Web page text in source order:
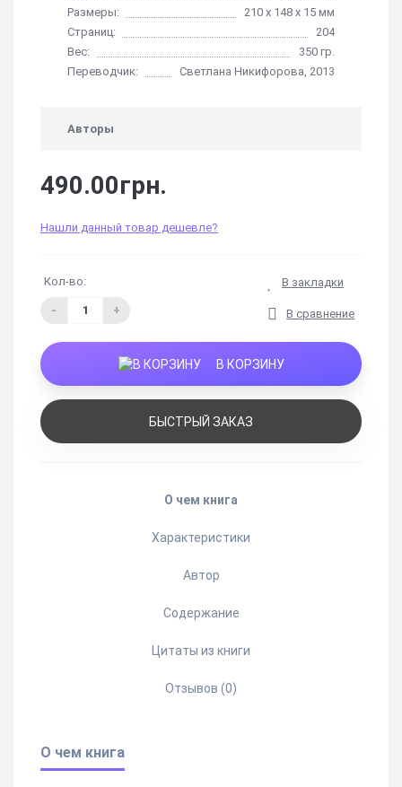
Размеры:
210 х 148 х 15 мм
Страниц:
204
Вес:
350 гр.
Переводчик:
Светлана Никифорова, 2013
Авторы
490.00грн.
Нашли данный товар дешевле?
Кол-во:
- +
В закладки
В сравнение
В КОРЗИНУ
БЫСТРЫЙ ЗАКАЗ
О чем книга
Характеристики
Автор
Содержание
Цитаты из книги
Отзывов (0)
О чем книга